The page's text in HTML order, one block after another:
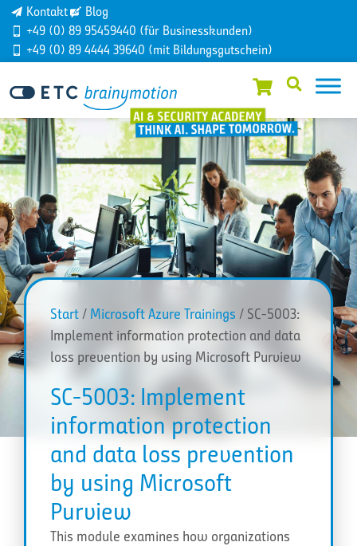
Kontakt
Blog
+49 (0) 89 95459440 (für Businesskunden)
+49 (0) 89 4444 39640 (mit Bildungsgutschein)
Start/ Microsoft Azure Trainings / SC-5003:
Implement information protection and data
loss prevention by using Microsoft Purview
SC-5003: Implement
information protection
and data loss prevention
by using Microsoft
Purview
This module examines how organizations